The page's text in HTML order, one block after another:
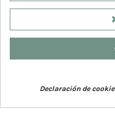
Declaración de